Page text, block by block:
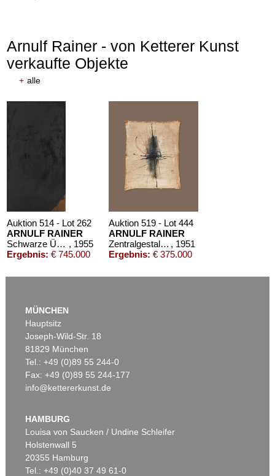
Auktion 611 - Lot 125001019
EMIL SCHUMACHER
Bleibild B-3/1970
Schätzpreis:
Arnulf Rainer - von Ketterer Kunst
verkaufte Objekte
+ alle
Auktion 514 - Lot 262
ARNULF RAINER
Schwarze Übermalung auf Braun , 1955
Ergebnis: € 745.000
Auktion 519 - Lot 444
ARNULF RAINER
Zentralgestaltung , 1951
Ergebnis: € 375.000
Auktion 590 - Lot 11
Ergebnis:€ 279.400
MÜNCHEN
Hauptsitz
Joseph-Wild-Str. 18
81829 München
Tel.: +49 (0)89 55 244-0
Fax: +49 (0)89 55 244-177
info@kettererkunst.de
HAMBURG
Louisa von Saucken / Undine Schleifer
Holstenwall 5
20355 Hamburg
Tel.: +49 (0)40 37 49 61-0